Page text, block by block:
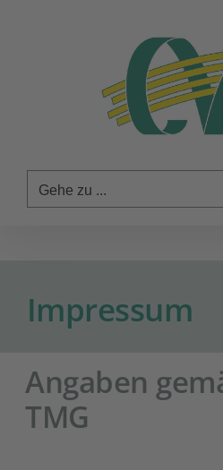
Gehe zu ...
Impressum
Angaben
TMG